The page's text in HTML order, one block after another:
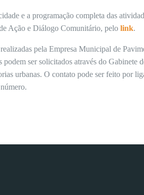
e a programação completa das
Ação e Diálogo Comunitário, pelo link.
pela Empresa Municipal de
ser solicitados através do
urbanas. O contato pode ser feito por